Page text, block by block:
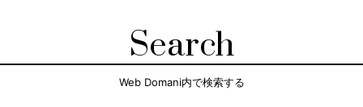
Search
Web Domani内で検索する